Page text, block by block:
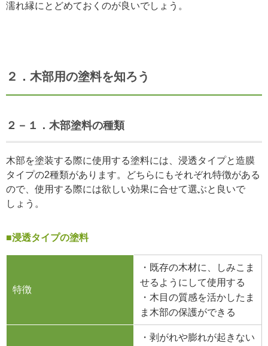
濡れ縁にとどめておくのが良いでしょう。
２．木部用の塗料を知ろう
２－１．木部塗料の種類
木部を塗装する際に使用する塗料には、浸透タイプと造膜
タイプの2種類があります。どちらにもそれぞれ特徴がある
ので、使用する際には欲しい効果に合せて選ぶと良いで
しょう。
■浸透タイプの塗料
特徴
・既存の木材に、しみこま
せるようにして使用する
・木目の質感を活かしたま
ま木部の保護ができる
・剥がれや膨れが起きない